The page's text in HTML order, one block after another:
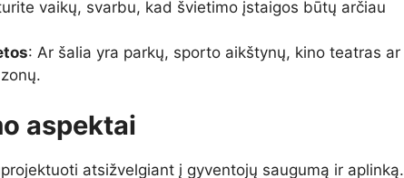
vaikų, svarbu, kad švietimo įstaigos būtų arčiau
: Ar šalia yra parkų, sporto aikštynų, kino teatras ar
aspektai
atsižvelgiant į gyventojų saugumą ir aplinką.